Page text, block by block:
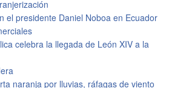
el presidente Daniel Noboa en Ecuador
celebra la llegada de León XIV a la
naranja por lluvias, ráfagas de viento